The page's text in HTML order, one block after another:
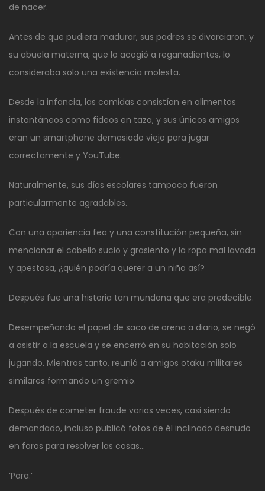
de nacer.
Antes de que pudiera madurar, sus padres se divorciaron, y
su abuela materna, que lo acogió a regañadientes, lo
consideraba solo una existencia molesta.
Desde la infancia, las comidas consistían en alimentos
instantáneos como fideos en taza, y sus únicos amigos
eran un smartphone demasiado viejo para jugar
correctamente y YouTube.
Naturalmente, sus días escolares tampoco fueron
particularmente agradables.
Con una apariencia fea y una constitución pequeña, sin
mencionar el cabello sucio y grasiento y la ropa mal lavada
y apestosa, ¿quién podría querer a un niño así?
Después fue una historia tan mundana que era predecible.
Desempeñando el papel de saco de arena a diario, se negó
a asistir a la escuela y se encerró en su habitación solo
jugando. Mientras tanto, reunió a amigos otaku militares
similares formando un gremio.
Después de cometer fraude varias veces, casi siendo
demandado, incluso publicó fotos de él inclinado desnudo
en foros para resolver las cosas…
‘Para.’